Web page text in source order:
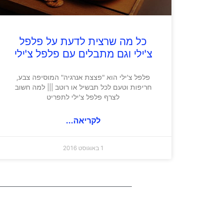
כל מה שרצית לדעת על פלפל
צ'ילי וגם מתבלים עם פלפל צ'ילי
פלפל צ'ילי הוא "פצצת אנרגיה" המוסיפה צבע,
חריפות וטעם לכל תבשיל או רוטב ||| למה חשוב
לצרף פלפל צ'ילי לתפריט
לקריאה...
1 באוגוסט 2016